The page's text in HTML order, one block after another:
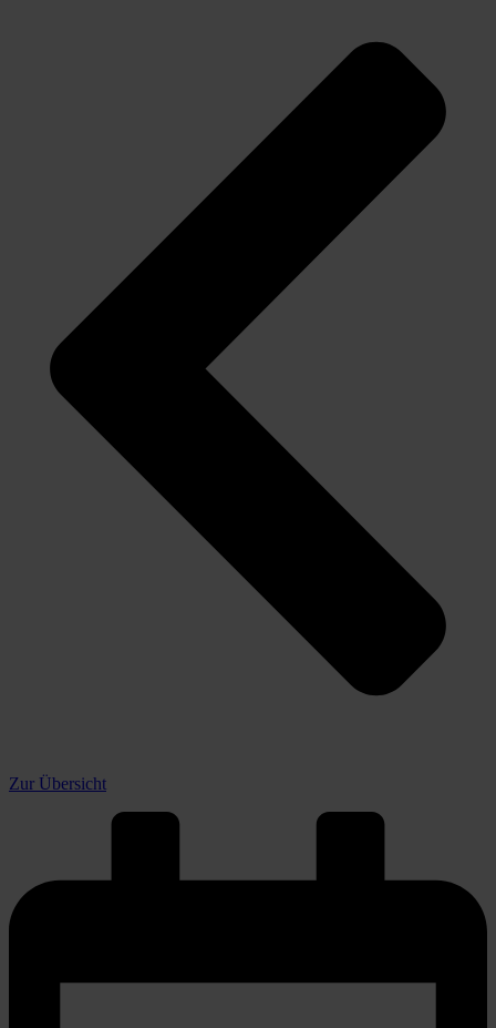
Zur Übersicht